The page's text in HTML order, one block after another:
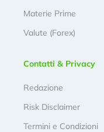
Materie Prime
Valute (Forex)
Contatti & Privacy
Redazione
Risk Disclaimer
Termini e Condizioni